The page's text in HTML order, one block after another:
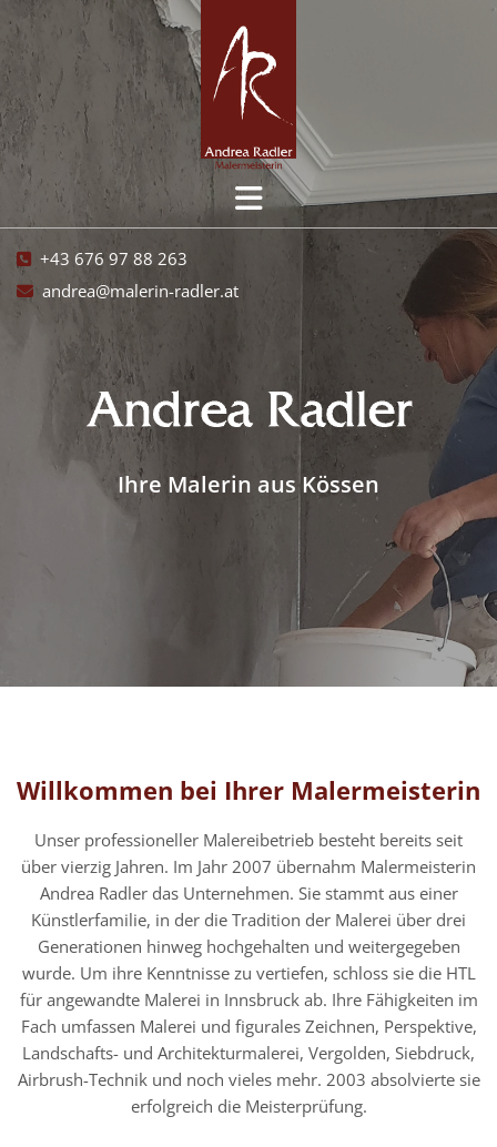
 +43 676 97 88 263
 andrea@malerin-radler.at
Ihre Malerin aus Kössen
Willkommen bei Ihrer Malermeisterin
Unser professioneller Malereibetrieb besteht bereits seit
über vierzig Jahren. Im Jahr 2007 übernahm Malermeisterin
Andrea Radler das Unternehmen. Sie stammt aus einer
Künstlerfamilie, in der die Tradition der Malerei über drei
Generationen hinweg hochgehalten und weitergegeben
wurde. Um ihre Kenntnisse zu vertiefen, schloss sie die HTL
für angewandte Malerei in Innsbruck ab. Ihre Fähigkeiten im
Fach umfassen Malerei und figurales Zeichnen, Perspektive,
Landschafts- und Architekturmalerei, Vergolden, Siebdruck,
Airbrush-Technik und noch vieles mehr. 2003 absolvierte sie
erfolgreich die Meisterprüfung.